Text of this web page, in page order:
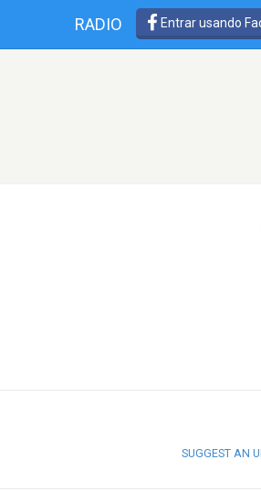
RADIO Entrar usando
SUGGEST AN